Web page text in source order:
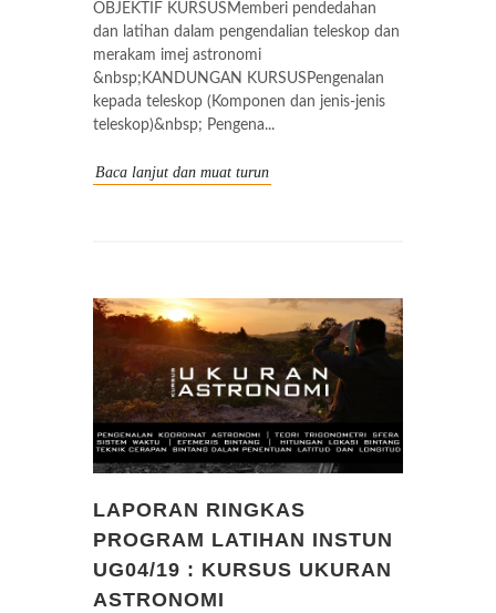
OBJEKTIF KURSUSMemberi pendedahan
dan latihan dalam pengendalian teleskop dan
merakam imej astronomi
&nbsp;KANDUNGAN KURSUSPengenalan
kepada teleskop (Komponen dan jenis-jenis
teleskop)&nbsp; Pengena...
Baca lanjut dan muat turun
LAPORAN RINGKAS
PROGRAM LATIHAN INSTUN
UG04/19 : KURSUS UKURAN
ASTRONOMI